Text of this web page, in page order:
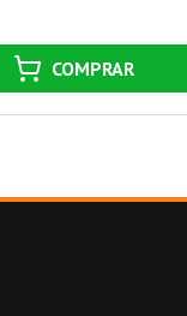
COMPRAR